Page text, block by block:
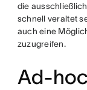
die
schnell veraltet
auch eine
zuzugreifen.
Ad-